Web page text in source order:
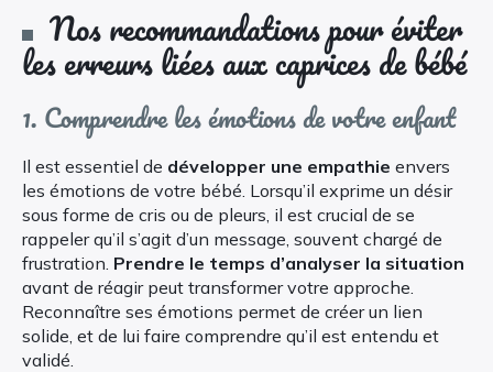
Nos recommandations pour éviter
les erreurs liées aux caprices de bébé
1. Comprendre les émotions de votre enfant
Il est essentiel de développer une empathie envers
les émotions de votre bébé. Lorsqu’il exprime un désir
sous forme de cris ou de pleurs, il est crucial de se
rappeler qu’il s’agit d’un message, souvent chargé de
frustration. Prendre le temps d’analyser la situation
avant de réagir peut transformer votre approche.
Reconnaître ses émotions permet de créer un lien
solide, et de lui faire comprendre qu’il est entendu et
validé.